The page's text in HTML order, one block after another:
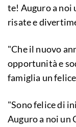
te! Auguro a noi
risate e
"Che il nuovo
opportunità e
famiglia un
"Sono felice di
Auguro a noi un